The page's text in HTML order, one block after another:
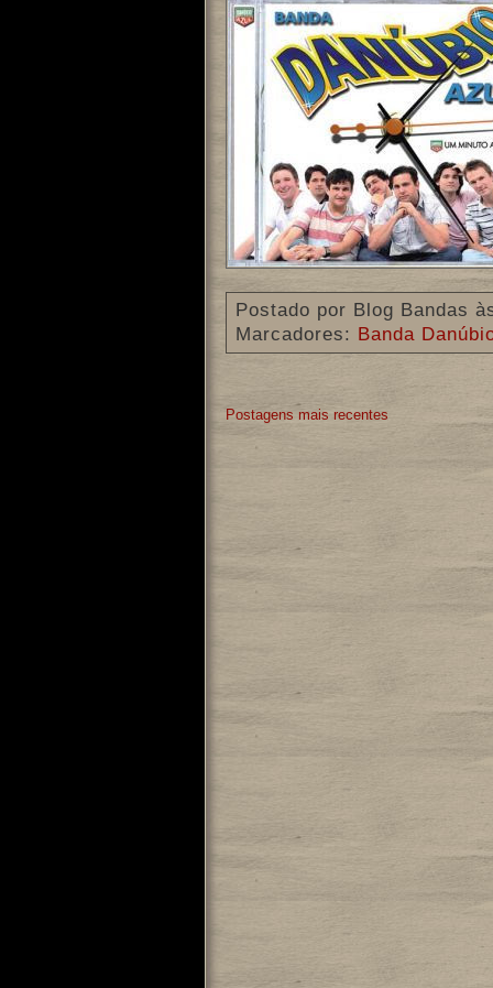
Postado por Blog Bandas
Marcadores: Banda
Postagens mais recentes